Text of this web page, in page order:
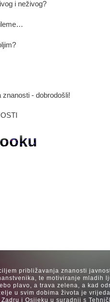
i neživog?
- dobrodošli!
približavanja znanosti
te motiviranje mladih
plavo, a trava zelena, a kad
u svim dobima života je
i Osijeku u suradnji s